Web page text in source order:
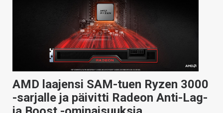
AMD laajensi SAM-tuen Ryzen 3000
-sarjalle ja päivitti Radeon Anti-Lag-